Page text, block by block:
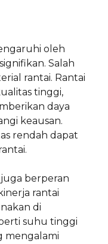
oleh
Salah
rantai. Rantai
tinggi,
daya
keausan.
rendah dapat
berperan
rantai
di
suhu tinggi
mengalami